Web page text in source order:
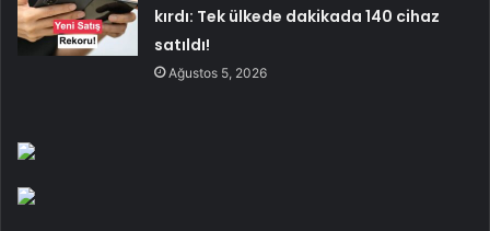
kırdı: Tek ülkede dakikada 140 cihaz
satıldı!
Ağustos 5, 2026